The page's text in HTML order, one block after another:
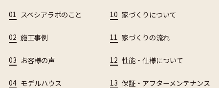
01 スペシアラボのこと
02 施工事例
03 お客様の声
04 モデルハウス
10 家づくりについて
11 家づくりの流れ
12 性能・仕様について
13 保証・アフターメンテナンス